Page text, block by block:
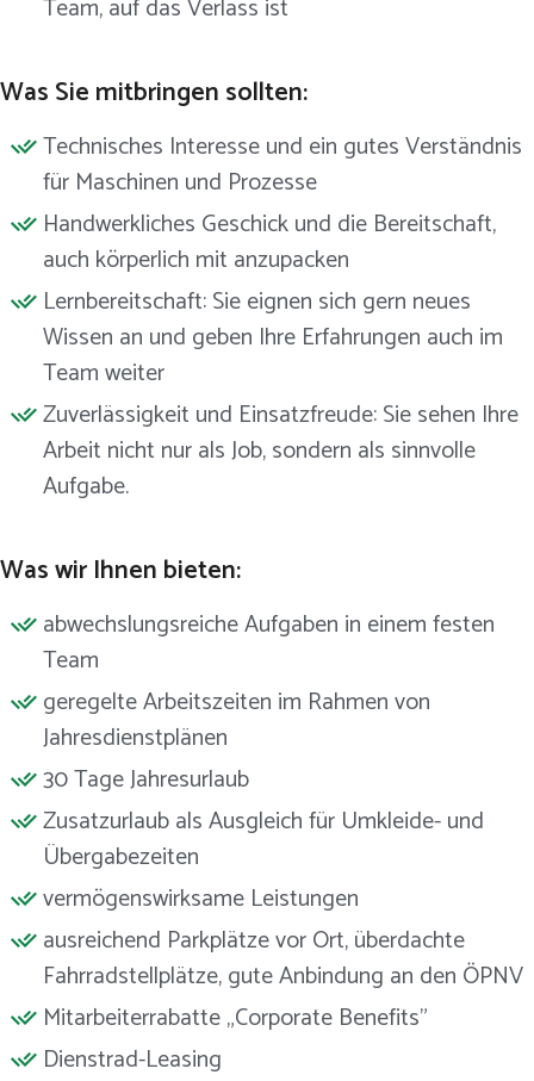
Team, auf das Verlass ist
Was Sie mitbringen sollten:
Technisches Interesse und ein gutes Verständnis
für Maschinen und Prozesse
Handwerkliches Geschick und die Bereitschaft,
auch körperlich mit anzupacken
Lernbereitschaft: Sie eignen sich gern neues
Wissen an und geben Ihre Erfahrungen auch im
Team weiter
Zuverlässigkeit und Einsatzfreude: Sie sehen Ihre
Arbeit nicht nur als Job, sondern als sinnvolle
Aufgabe.
Was wir Ihnen bieten:
abwechslungsreiche Aufgaben in einem festen
Team
geregelte Arbeitszeiten im Rahmen von
Jahresdienstplänen
30 Tage Jahresurlaub
Zusatzurlaub als Ausgleich für Umkleide- und
Übergabezeiten
vermögenswirksame Leistungen
ausreichend Parkplätze vor Ort, überdachte
Fahrradstellplätze, gute Anbindung an den ÖPNV
Mitarbeiterrabatte „Corporate Benefits"
Dienstrad-Leasing